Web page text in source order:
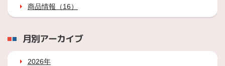
商品情報（16）
月別アーカイブ
2026年